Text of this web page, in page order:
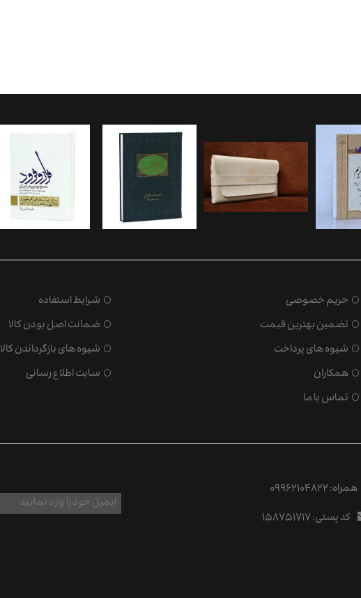
حریم خصوصی
شرایط استفاده
تضمین بهترین قیمت
ضمانت اصل بودن کالا
شیوه های پرداخت
شیوه های بازگرداندن کالا
همکاران
سایت اطلاع رسانی
تماس با ما
همراه:09962104822
کد پستی:۱۵۸۷۵۱۷۱۷